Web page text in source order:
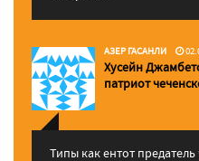
АЗЕР ГАСАНЛИ
Хусейн
патриот
Типы как ентот